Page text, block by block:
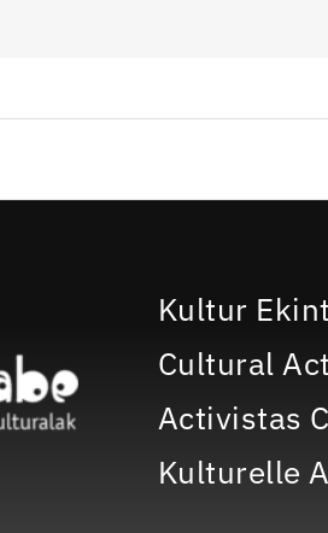
Kultur
Cultural
Activistas
Kulturelle